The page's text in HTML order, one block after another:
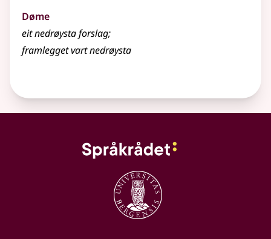
Døme
eit nedrøysta forslag;
framlegget vartnedrøysta